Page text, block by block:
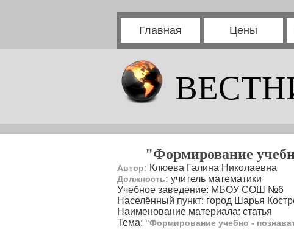
Главная Цены
"Формирование
Автор: Клюева Галина Николаевна
Должность: учитель математики
Учебное заведение: МБОУ СОШ №6
Населённый пункт: город Шарья
Наименование материала: статья
Тема: "Формирование учебно -